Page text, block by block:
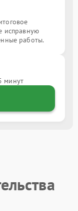
исправную
работы.
минут